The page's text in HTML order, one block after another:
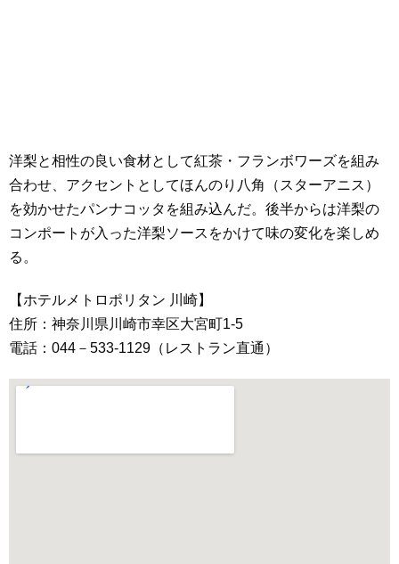
洋梨と相性の良い食材として紅茶・フランボワーズを組み
合わせ、アクセントとしてほんのり八角（スターアニス）
を効かせたパンナコッタを組み込んだ。後半からは洋梨の
コンポートが入った洋梨ソースをかけて味の変化を楽しめ
る。
【ホテルメトロポリタン 川崎】
住所：神奈川県川崎市幸区大宮町1-5
電話：044－533-1129（レストラン直通）